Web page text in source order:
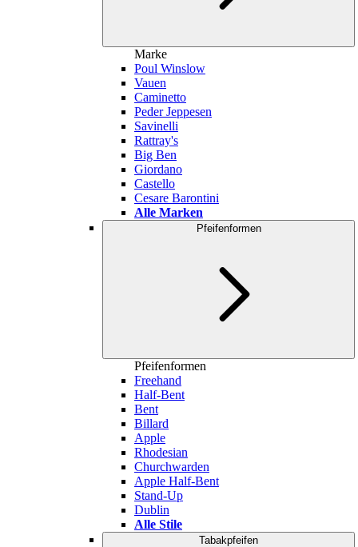
Marke
Poul Winslow
Vauen
Caminetto
Peder Jeppesen
Savinelli
Rattray's
Big Ben
Giordano
Castello
Cesare Barontini
Alle Marken
Pfeifenformen
Pfeifenformen
Freehand
Half-Bent
Bent
Billard
Apple
Rhodesian
Churchwarden
Apple Half-Bent
Stand-Up
Dublin
Alle Stile
Tabakpfeifen